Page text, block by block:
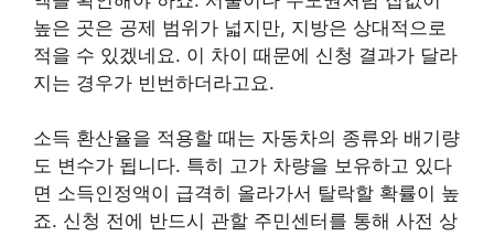
높은 곳은 공제 범위가 넓지만, 지방은 상대적으로
적을 수 있겠네요. 이 차이 때문에 신청 결과가 달라
지는 경우가 빈번하더라고요.
소득 환산율을 적용할 때는 자동차의 종류와 배기량
도 변수가 됩니다. 특히 고가 차량을 보유하고 있다
면 소득인정액이 급격히 올라가서 탈락할 확률이 높
죠. 신청 전에 반드시 관할 주민센터를 통해 사전 상